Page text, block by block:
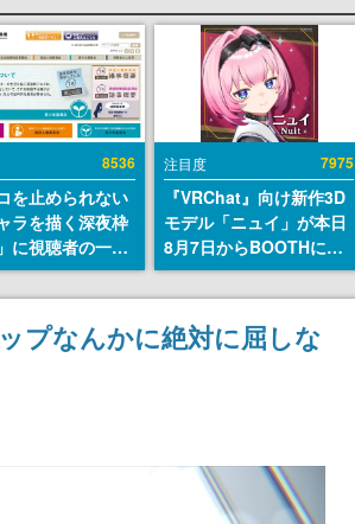
8536
を止められない
ラを描く深夜枠
に視聴者の一部
意見。違法薬物
思しき描写も含
が議論を交わ
注目度 7975
『VRChat』向け新作3D
モデル「ニュイ」が本日
8月7日からBOOTHにて
発売。瞳に光る星や感情
豊かな表情が、小悪魔か
わいい
プなんかに絶対に屈しな